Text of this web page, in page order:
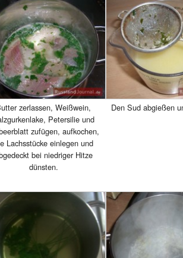
zerlassen, Weißwein,
Petersilie und
zufügen, aufkochen,
Lachsstücke einlegen und
bei niedriger Hitze
dünsten.
Den Sud abgießen